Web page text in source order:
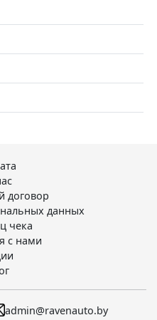
договор
данных
чека
с нами
admin@ravenauto.by